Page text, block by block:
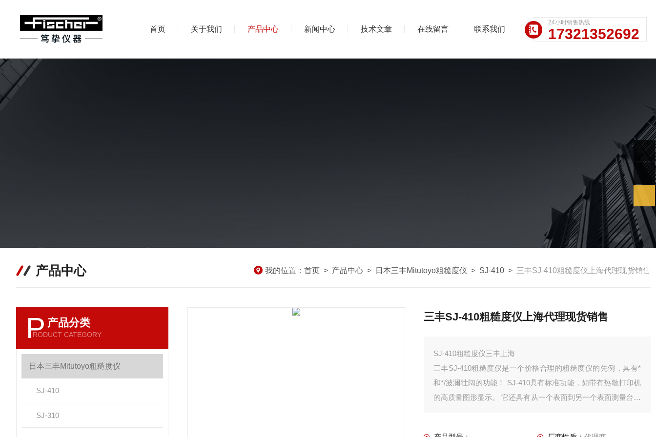
首页 关于我们 产品中心 新闻中心 技术文章 在线留言 联系我们
24小时销售热线
17321352692
产品中心 我的位置： 首页 > 产品中心 > 日本三丰Mitutoyo粗糙度仪 > SJ-410 > 三丰SJ-410粗糙度仪上海代理现货销售
P 产品分类
RODUCT CATEGORY
日本三丰Mitutoyo粗糙度仪
SJ-410
SJ-310
三丰SJ-410粗糙度仪上海代理现货销售
SJ-410粗糙度仪三丰上海
三丰SJ-410粗糙度仪是一个价格合理的粗糙度仪的先例，具有*
和*/波澜壮阔的功能！ SJ-410具有标准功能，如带有热敏打印机
的高质量图形显示。 它还具有从一个表面到另一个表面测量台阶